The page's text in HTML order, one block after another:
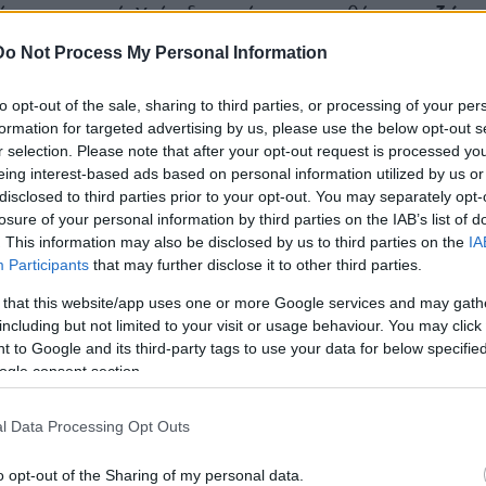
Not Process My Personal Information
opt-out of the sale, sharing to third parties, or processing of your
for targeted advertising by us, please use the below opt-out
selection. Please note that after your opt-out request is processed
interest-based ads based on personal information utilized by us
to third parties prior to your opt-out. You may separately
of your personal information by third parties on the IAB’s list of
This information may also be disclosed by us to third parties on the
Participants that may further disclose it to other third parties.
that this website/app uses one or more Google services and may
but not limited to your visit or usage behaviour. You may
to Google and its third-party tags to use your data for below
consent section.
Data Processing Opt Outs
opt-out of the Sharing of my personal data.
του χωριού. Υπό αδιευκρίνιστες συνθήκες,το ζώο
κλότσησε στο κεφάλι.
εσπευσμένα στοΝοσοκομείοΜυτιλήνης,
κατάσταση, φέροντας βαριές
μάχη για να σταθεροποιήσουν την κατάσταση της
προκαλέσει σοκ στην τοπική κοινωνία, ενώ
υπό τις οποίες συνέβη το ατύχημα.
Αγγλικών σε μόνο 2 ημέρες στα χέρια